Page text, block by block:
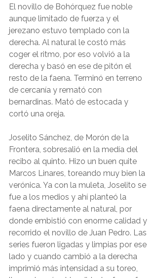
El novillo de Bohórquez fue noble
aunque limitado de fuerza y el
jerezano estuvo templado con la
derecha. Al natural le costó más
coger el ritmo, por eso volvió a la
derecha y basó en ese de pitón el
resto de la faena. Terminó en terreno
de cercanía y remató con
bernardinas. Mató de estocada y
cortó una oreja.
Joselito Sánchez, de Morón de la
Frontera, sobresalió en la medía del
recibo al quinto. Hizo un buen quite
Marcos Linares, toreando muy bien la
verónica. Ya con la muleta, Joselito se
fue a los medios y ahí planteó la
faena directamente al natural, por
donde embistió con enorme calidad y
recorrido el novillo de Juan Pedro. Las
series fueron ligadas y limpias por ese
lado y cuando cambió a la derecha
imprimió más intensidad a su toreo,